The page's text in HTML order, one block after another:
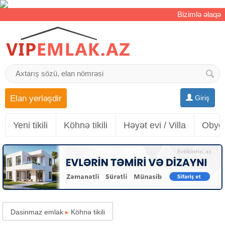
Bizimlə əlaqə
Giriş
Elan yerləşdir
Yeni tikili Köhnə tikili Həyət evi / Villa
Dasinmaz emlak ▸ Köhnə tikili